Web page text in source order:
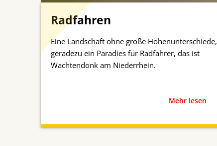
Radfahren
Eine Landschaft ohne große Höhenunterschiede,
geradezu ein Paradies für Radfahrer, das ist
Wachtendonk am Niederrhein.
Mehr lesen